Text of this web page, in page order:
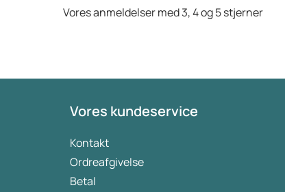
Vores anmeldelser med 3, 4 og 5 stjerner
Vores kundeservice
Kontakt
Ordreafgivelse
Betal